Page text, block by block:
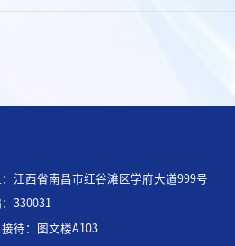
江西省南昌市红谷滩区学府大道999号
330031
接待：图文楼A103